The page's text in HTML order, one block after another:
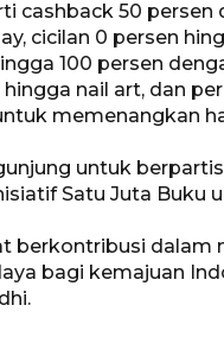
50 persen
cicilan 0 persen
100 persen
nail art, dan
memenangkan
untuk
Satu Juta Buku
berkontribusi dalam
bagi kemajuan
Pemprov Bali
standar